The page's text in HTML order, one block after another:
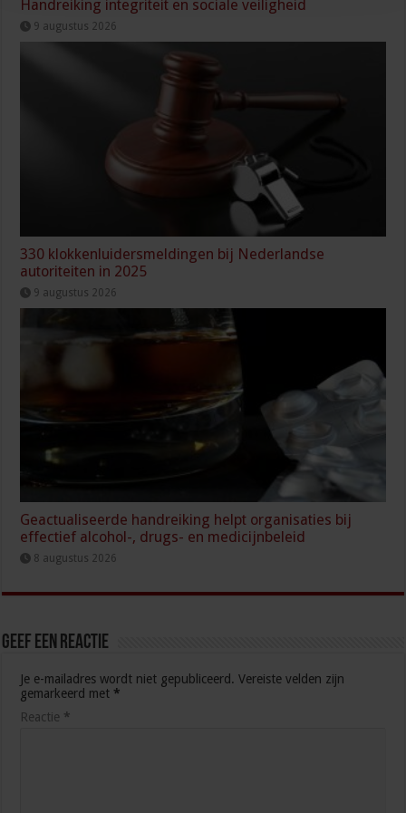
Handreiking integriteit en sociale veiligheid
9 augustus 2026
330 klokkenluidersmeldingen bij Nederlandse
autoriteiten in 2025
9 augustus 2026
Geactualiseerde handreiking helpt organisaties bij
effectief alcohol-, drugs- en medicijnbeleid
8 augustus 2026
Geef een reactie
Je e-mailadres wordt niet gepubliceerd. Vereiste velden zijn
gemarkeerd met *
Reactie *